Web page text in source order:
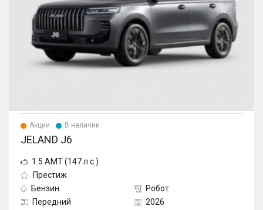
Акции В наличии
JELAND J6
1.5 AMT (147 л.с.)
Престиж
Бензин
Робот
Передний
2026